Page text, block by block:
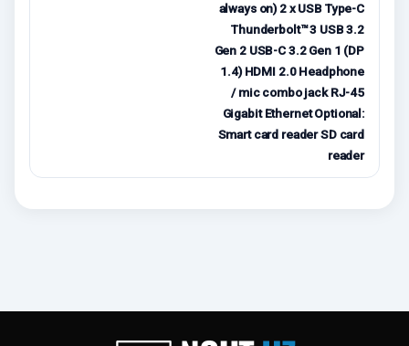
always on) 2 x USB Type-C
Thunderbolt™ 3 USB 3.2
Gen 2 USB-C 3.2 Gen 1 (DP
1.4) HDMI 2.0 Headphone
/ mic combo jack RJ-45
Gigabit Ethernet Optional:
Smart card reader SD card
reader